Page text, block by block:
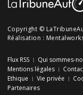
Copyright ©
Réalisation :
Flux RSS Qui sommes-
Mentions légales
Ethique
Vie privée
Partenaires